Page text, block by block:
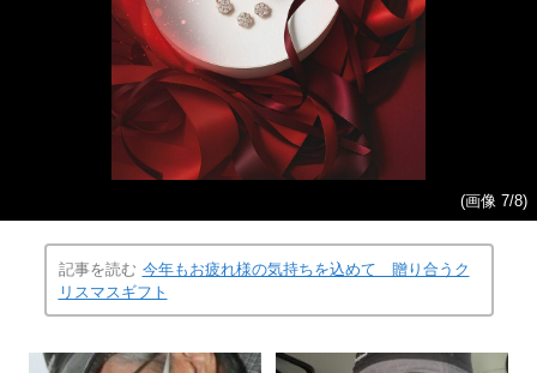
(画像 7/8)
記事を読む 今年もお疲れ様の気持ちを込めて 贈り合うク
リスマスギフト